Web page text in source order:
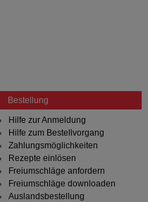
Bestellung
Hilfe zur Anmeldung
Hilfe zum Bestellvorgang
Zahlungsmöglichkeiten
Rezepte einlösen
Freiumschläge anfordern
Freiumschläge downloaden
Auslandsbestellung